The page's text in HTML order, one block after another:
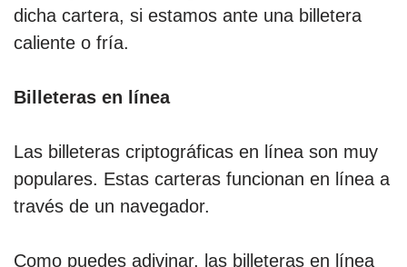
dicha cartera, si estamos ante una billetera
caliente o fría.
Billeteras en línea
Las billeteras criptográficas en línea son muy
populares. Estas carteras funcionan en línea a
través de un navegador.
Como puedes adivinar, las billeteras en línea